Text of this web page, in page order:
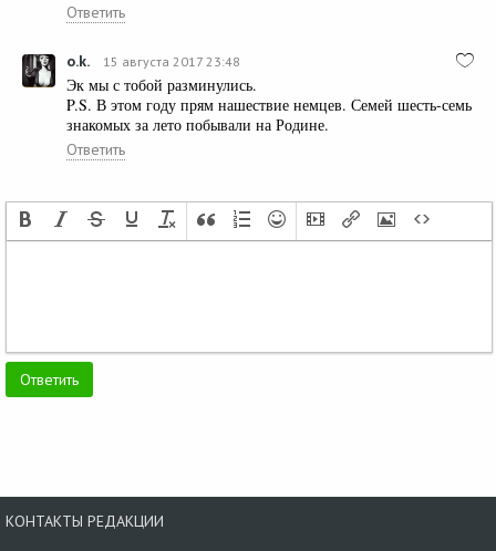
Ответить
o.k. 15 августа 2017 23:48
Эк мы с тобой разминулись.
P.S. В этом году прям нашествие немцев. Семей шесть-семь
знакомых за лето побывали на Родине.
Ответить
КОНТАКТЫ РЕДАКЦИИ